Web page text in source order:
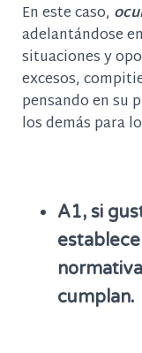
En este caso,
adelantándose
situaciones y
excesos,
pensando en su
los demás para
A1, si
cumplan.